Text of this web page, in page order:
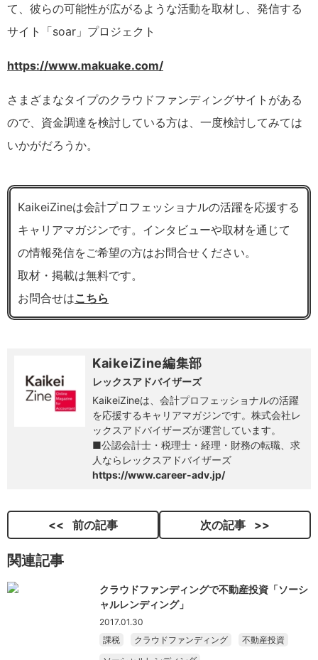
て、彼らの可能性が広がるような活動を取材し、発信する
サイト「soar」プロジェクト
https://www.makuake.com/
さまざまなタイプのクラウドファンディングサイトがある
ので、資金調達を検討している方は、一度検討してみては
いかがだろうか。
KaikeiZineは会計プロフェッショナルの活躍を応援する
キャリアマガジンです。インタビューや取材を通じて
の情報発信をご希望の方はお問合せください。
取材・掲載は無料です。
お問合せはこちら
KaikeiZine編集部
レックスアドバイザーズ
KaikeiZineは、会計プロフェッショナルの活躍
を応援するキャリアマガジンです。株式会社レ
ックスアドバイザーズが運営しています。
■公認会計士・税理士・経理・財務の転職、求
人ならレックスアドバイザーズ
https://www.career-adv.jp/
前の記事 次の記事
関連記事
クラウドファンディングで不動産投資「ソーシ
ャルレンディング」
2017.01.30
課税
クラウドファンディング
不動産投資